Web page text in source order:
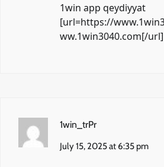
1win app qeydiyyat
[url=https://
ww.1win3040.com[/url]
1win_trPr
July 15, 2025 at 6:35 pm